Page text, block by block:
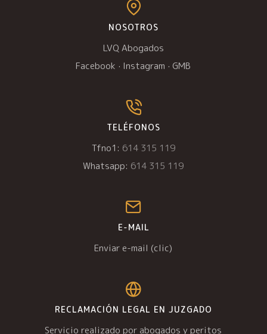
NOSOTROS
LVQ Abogados
Facebook · Instagram · GMB
TELÉFONOS
Tfno1: 614 315 119
Whatsapp: 614 315 119
E-MAIL
Enviar e-mail (clic)
RECLAMACIÓN LEGAL EN JUZGADO
Servicio realizado por abogados y peritos